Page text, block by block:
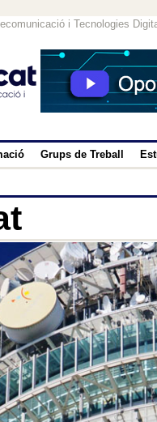
i Tecnologies
Grups de Treball